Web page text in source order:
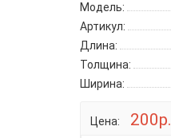
Модель:
Артикул:
Длина:
Толщина:
Ширина:
Цена: 200р.